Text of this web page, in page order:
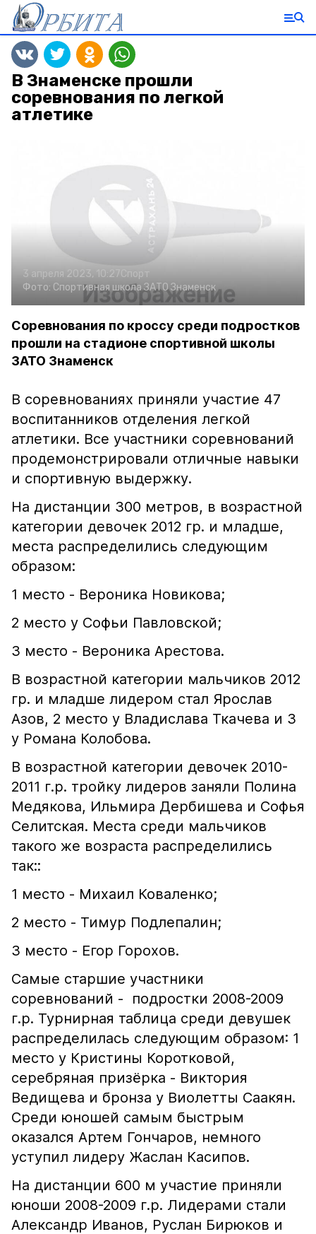
В Знаменске прошли
соревнования по легкой
атлетике
3 апреля 2023, 10:27Спорт
Фото: Спортивная школа ЗАТО Знаменск
Соревнования по кроссу среди подростков
прошли на стадионе спортивной школы
ЗАТО Знаменск
В соревнованиях приняли участие 47
воспитанников отделения легкой
атлетики. Все участники соревнований
продемонстрировали отличные навыки
и спортивную выдержку.
На дистанции 300 метров, в возрастной
категории девочек 2012 гр. и младше,
места распределились следующим
образом:
1 место - Вероника Новикова;
2 место у Софьи Павловской;
3 место - Вероника Арестова.
В возрастной категории мальчиков 2012
гр. и младше лидером стал Ярослав
Азов, 2 место у Владислава Ткачева и 3
у Романа Колобова.
В возрастной категории девочек 2010-
2011 г.р. тройку лидеров заняли Полина
Медякова, Ильмира Дербишева и Софья
Селитская. Места среди мальчиков
такого же возраста распределились
так::
1 место - Михаил Коваленко;
2 место - Тимур Подлепалин;
3 место - Егор Горохов.
Самые старшие участники
соревнований - подростки 2008-2009
г.р. Турнирная таблица среди девушек
распределилась следующим образом: 1
место у Кристины Коротковой,
серебряная призёрка - Виктория
Ведищева и бронза у Виолетты Саакян.
Среди юношей самым быстрым
оказался Артем Гончаров, немного
уступил лидеру Жаслан Касипов.
На дистанции 600 м участие приняли
юноши 2008-2009 г.р. Лидерами стали
Александр Иванов, Руслан Бирюков и